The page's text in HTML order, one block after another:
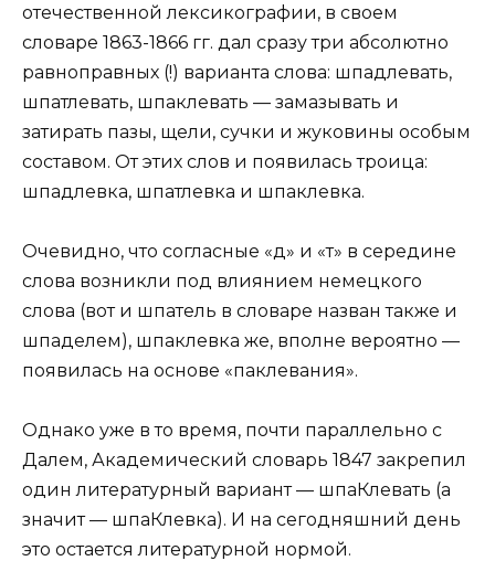
отечественной лексикографии, в своем
словаре 1863-1866 гг. дал сразу три абсолютно
равноправных (!) варианта слова: шпадлевать,
шпатлевать, шпаклевать — замазывать и
затирать пазы, щели, сучки и жуковины особым
составом. От этих слов и появилась троица:
шпадлевка, шпатлевка и шпаклевка.
Очевидно, что согласные «д» и «т» в середине
слова возникли под влиянием немецкого
слова (вот и шпатель в словаре назван также и
шпаделем), шпаклевка же, вполне вероятно —
появилась на основе «паклевания».
Однако уже в то время, почти параллельно с
Далем, Академический словарь 1847 закрепил
один литературный вариант — шпаКлевать (а
значит — шпаКлевка). И на сегодняшний день
это остается литературной нормой.